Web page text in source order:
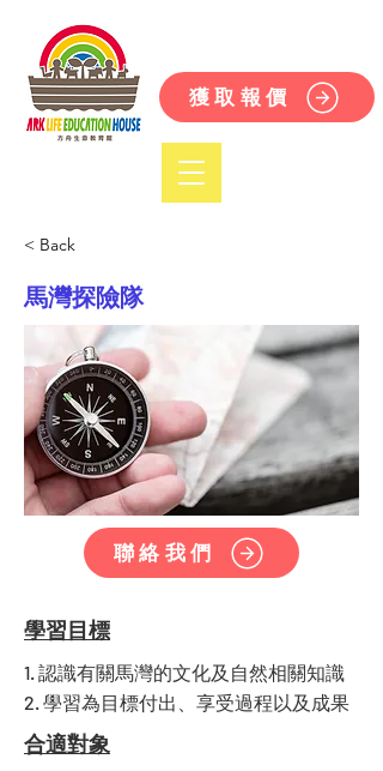
獲取報價
< Back
馬灣探險隊
聯絡我們
學習目標
1. 認識有關馬灣的文化及自然相關知識
2. 學習為目標付出、享受過程以及成果
合適對象